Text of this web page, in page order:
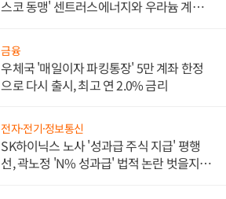
스코 동맹' 센트러스에너지와 우라늄 계약
금융
우체국 '매일이자 파킹통장' 5만 계좌 한정
으로 다시 출시, 최고 연 2.0% 금리
전자·전기·정보통신
SK하이닉스 노사 '성과급 주식 지급' 평행
선, 곽노정 'N% 성과급' 법적 논란 벗을지 주